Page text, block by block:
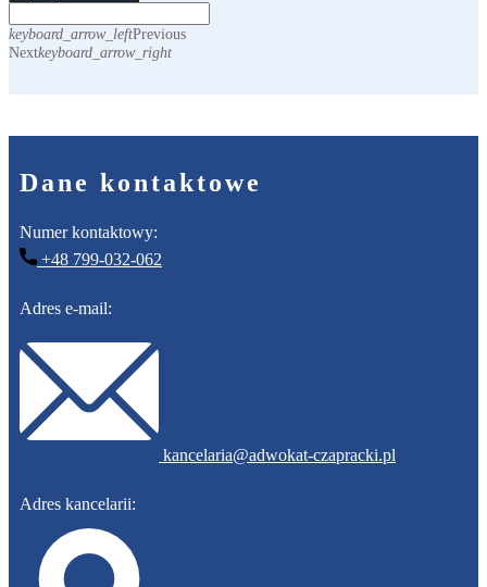
keyboard_arrow_leftPrevious
Nextkeyboard_arrow_right
Dane kontaktowe
Numer kontaktowy:
+48 ​799-032-062
Adres e-mail:
​kancelaria@adwokat-czapracki.pl
Adres kancelarii: